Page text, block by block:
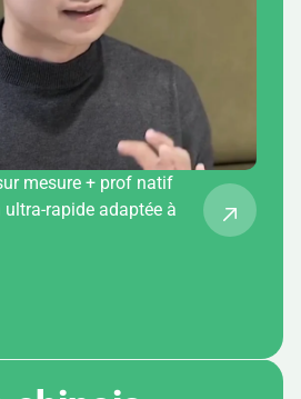
mesure + prof natif
rapide adaptée à